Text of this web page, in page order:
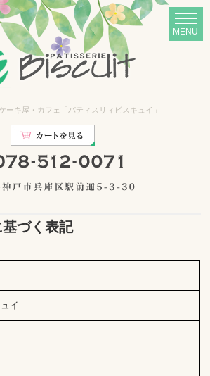
ーキ屋・カフェ「パティスリィビスキュイ」
づく表記
イ